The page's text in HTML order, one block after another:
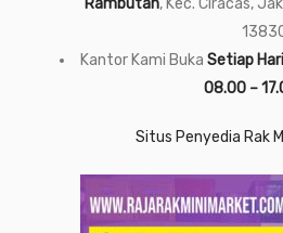
Kantor Kami Buka Setiap
08.00 –
Situs Penyedia Rak